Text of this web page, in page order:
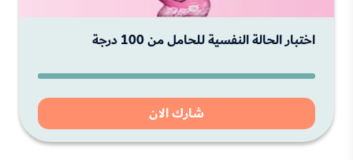
اختبار الحالة النفسية للحامل من 100 درجة
شارك الان